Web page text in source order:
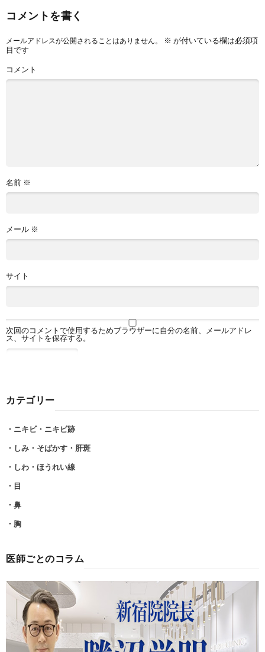
コメントを書く
メールアドレスが公開されることはありません。 ※ が付いている欄は必須項
目です
コメント
名前 ※
メール ※
サイト
次回のコメントで使用するためブラウザーに自分の名前、メールアドレ
ス、サイトを保存する。
カテゴリー
・ニキビ・ニキビ跡
・しみ・そばかす・肝斑
・しわ・ほうれい線
・目
・鼻
・胸
医師ごとのコラム